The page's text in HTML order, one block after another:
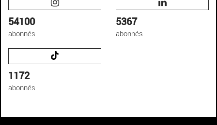
54100
abonnés
5367
abonnés
1172
abonnés